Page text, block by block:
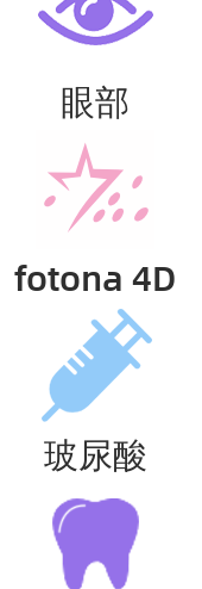
眼部
fotona 4D
玻尿酸